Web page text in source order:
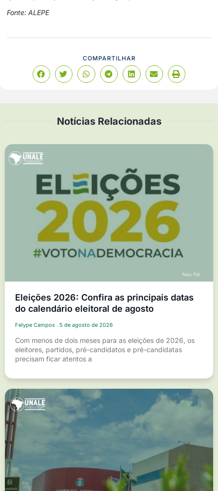
Fonte: ALEPE
COMPARTILHAR
Notícias Relacionadas
Eleições 2026: Confira as principais datas
do calendário eleitoral de agosto
Felype Campos 5 de agosto de 2026
Com menos de dois meses para as eleições de 2026, os
eleitores, partidos, pré-candidatos e pré-candidatas
precisam ficar atentos a